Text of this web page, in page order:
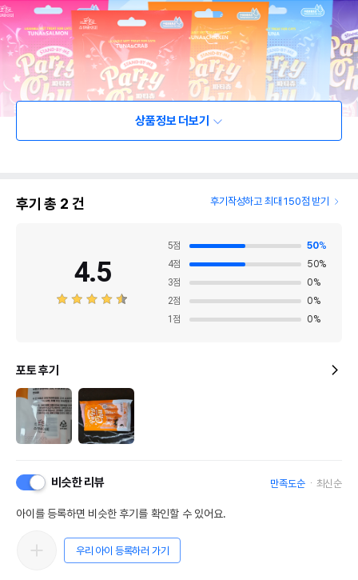
상품정보 더보기
후기 총 2 건 후기작성하고 최대 150점 받기
4.5
5점 50%
4점 50%
3점 0%
2점 0%
1 점 0%
포토 후기
비슷한 리뷰 만족도순 최신순
아이를 등록하면 비슷한 후기를 확인할 수 있어요.
우리 아이 등록하러 가기